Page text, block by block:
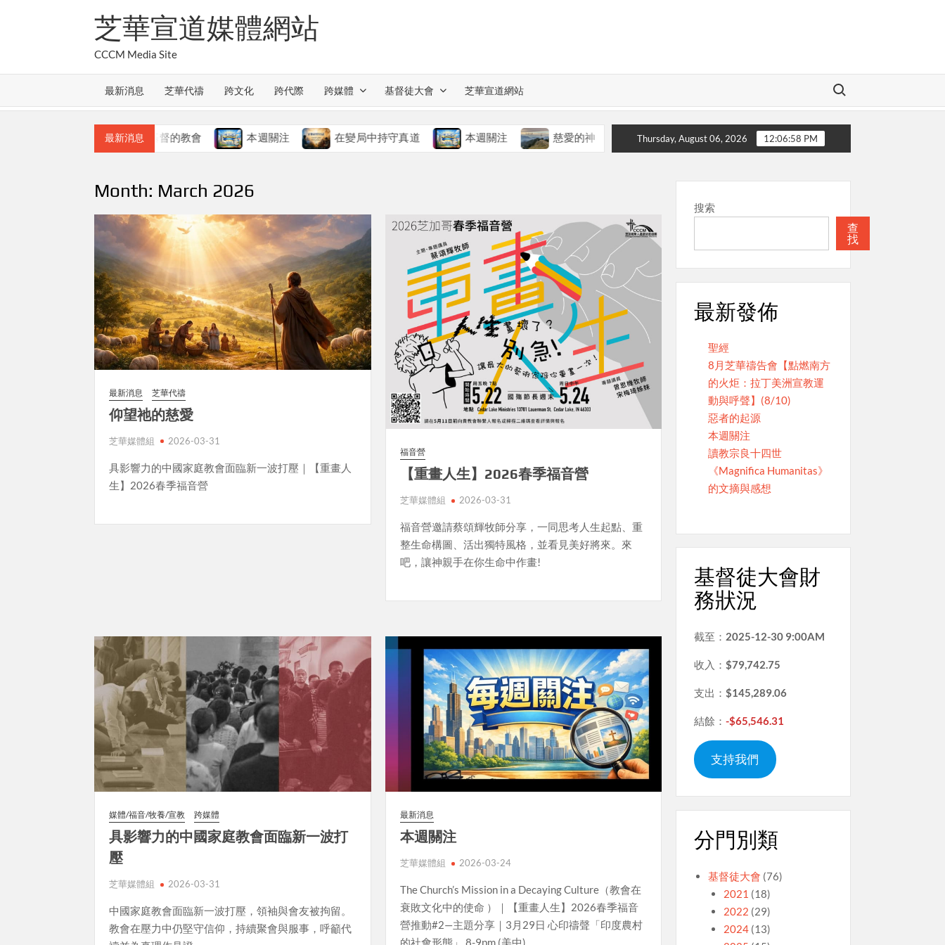
芝華宣道媒體網站
CCCM Media Site
最新消息 芝華代禱 跨文化 跨代際 跨媒體 基督徒大會 芝華宣道網站
Search for:
最新消息
基督的教會 本週關注 在變局中持守真道 本週關注 慈愛的神 本週關注 聖經 本週關注
Thursday, August 06, 2026 12:06:59 PM
Month: March 2026
最新消息 芝華代禱
仰望祂的慈愛
芝華媒體組 2026-03-31
具影響力的中國家庭教會面臨新一波打壓｜【重畫人
生】2026春季福音營
福音營
【重畫人生】2026春季福音營
芝華媒體組 2026-03-31
福音營邀請蔡頌輝牧師分享，一同思考人生起點、重
整生命構圖、活出獨特風格，並看見美好將來。來
吧，讓神親手在你生命中作畫!
媒體/福音/牧養/宣教 跨媒體
具影響力的中國家庭教會面臨新一波打
壓
芝華媒體組 2026-03-31
中國家庭教會面臨新一波打壓，領袖與會友被拘留。
教會在壓力中仍堅守信仰，持續聚會與服事，呼籲代
最新消息
本週關注
芝華媒體組 2026-03-24
The Church’s Mission in a Decaying Culture（教會在
衰敗文化中的使命 ）｜【重畫人生】2026春季福音
營推動#2—主題分享｜3月29日 心印禱聲「印度農村
的社會形態」 8-9pm (美中)
搜索
查
找
最新發佈
聖經
8月芝華禱告會【點燃南方
的火炬：拉丁美洲宣教運
動與呼聲】(8/10)
惡者的起源
本週關注
讀教宗良十四世
《Magnifica Humanitas》
的文摘與感想
基督徒大會財
務狀況
截至： 2025-12-30 9:00AM
收入： $79,742.75
支出： $145,289.06
結餘： -$65,546.31
支持我們
分門別類
基督徒大會 (76)
2021 (18)
2022 (29)
2024 (13)